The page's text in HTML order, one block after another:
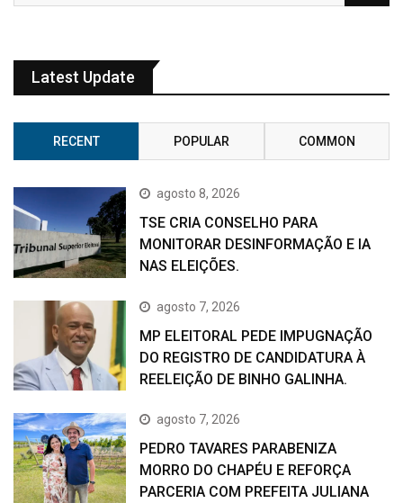
Latest Update
RECENT POPULAR COMMON
agosto 8, 2026
TSE CRIA CONSELHO PARA
MONITORAR DESINFORMAÇÃO E IA
NAS ELEIÇÕES.
agosto 7, 2026
MP ELEITORAL PEDE IMPUGNAÇÃO
DO REGISTRO DE CANDIDATURA À
REELEIÇÃO DE BINHO GALINHA.
agosto 7, 2026
PEDRO TAVARES PARABENIZA
MORRO DO CHAPÉU E REFORÇA
PARCERIA COM PREFEITA JULIANA